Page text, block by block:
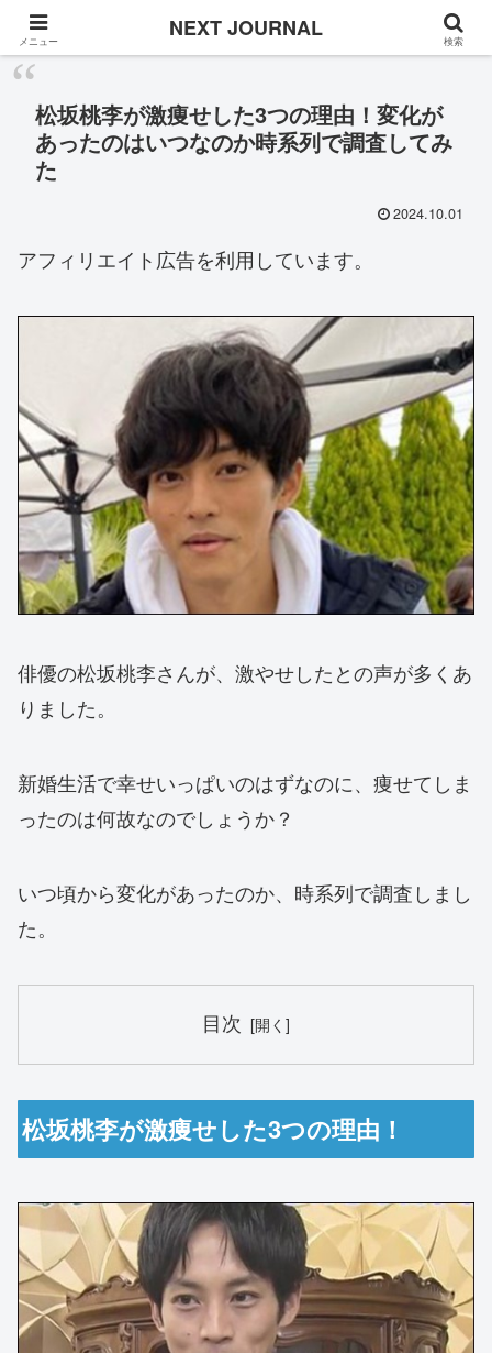
Once in a while
松坂桃李が激痩せした3つの理由！変化が
あったのはいつなのか時系列で調査してみ
た
2024.10.01
アフィリエイト広告を利用しています。
俳優の松坂桃李さんが、激やせしたとの声が多くあ
りました。
新婚生活で幸せいっぱいのはずなのに、痩せてしま
ったのは何故なのでしょうか？
いつ頃から変化があったのか、時系列で調査しまし
た。
目次
松坂桃李が激痩せした3つの理由！
メニュー NEXT JOURNAL 検索